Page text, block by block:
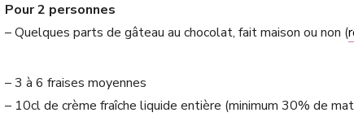
Pour 2 personnes
– Quelques parts de gâteau au chocolat, fait maison ou non (
– 3 à 6 fraises moyennes
– 10cl de crème fraîche liquide entière (minimum 30% de